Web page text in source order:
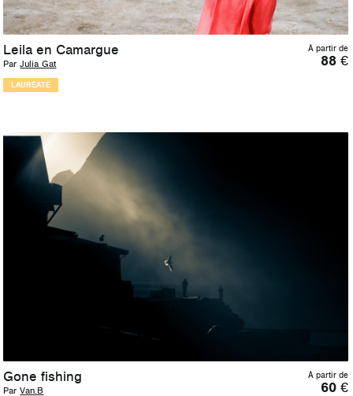
Leila en Camargue
Par Julia Gat
LAURÉATE
À partir de
88€
Gone fishing
Par Van.B
À partir de
60€